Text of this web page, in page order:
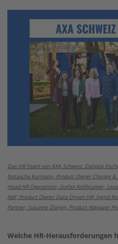
Das HR-Team von AXA Schweiz: Daniela
Natascha Kurmann, Product Owner Change
Head HR Operations; Stefan Kollbrunner,
Näf, Product Owner Data Driven HR; Ingrid
Partner; Susanne Ziörjen, Product Manager
Welche HR-Herausforderungen